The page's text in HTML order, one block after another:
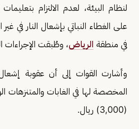
لنظام البيئة، لعدم الالتزام
على الغطاء النباتي بإشعال النار في
في منطقة الرياض، وطُبقت الإجراءات
وأشارت القوات إلى أن عقوبة إشعال
المخصصة لها في الغابات والمتنزهات
(3,000) ريال.